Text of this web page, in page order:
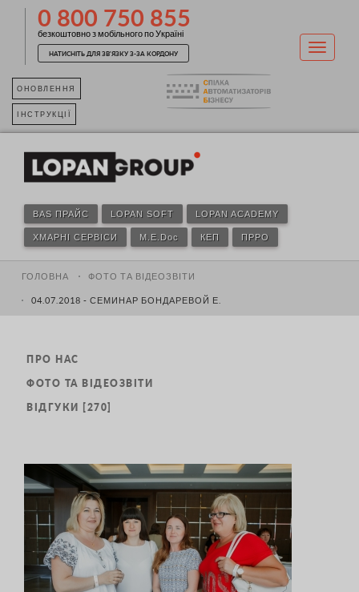
0 800 750 855
безкоштовно з мобільного по Україні
НАТИСНІТЬ ДЛЯ ЗВ'ЯЗКУ З-ЗА КОРДОНУ
ОНОВЛЕННЯ
ІНСТРУКЦІЇ
BAS ПРАЙС LOPAN SOFT LOPAN ACADEMY
ХМАРНІ СЕРВІСИ M.E.Doc КЕП ПРРО
ГОЛОВНА ФОТО ТА ВІДЕОЗВІТИ
04.07.2018 - СЕМИНАР БОНДАРЕВОЙ Е.
ПРО НАС
ФОТО ТА ВІДЕОЗВІТИ
ВІДГУКИ [270]